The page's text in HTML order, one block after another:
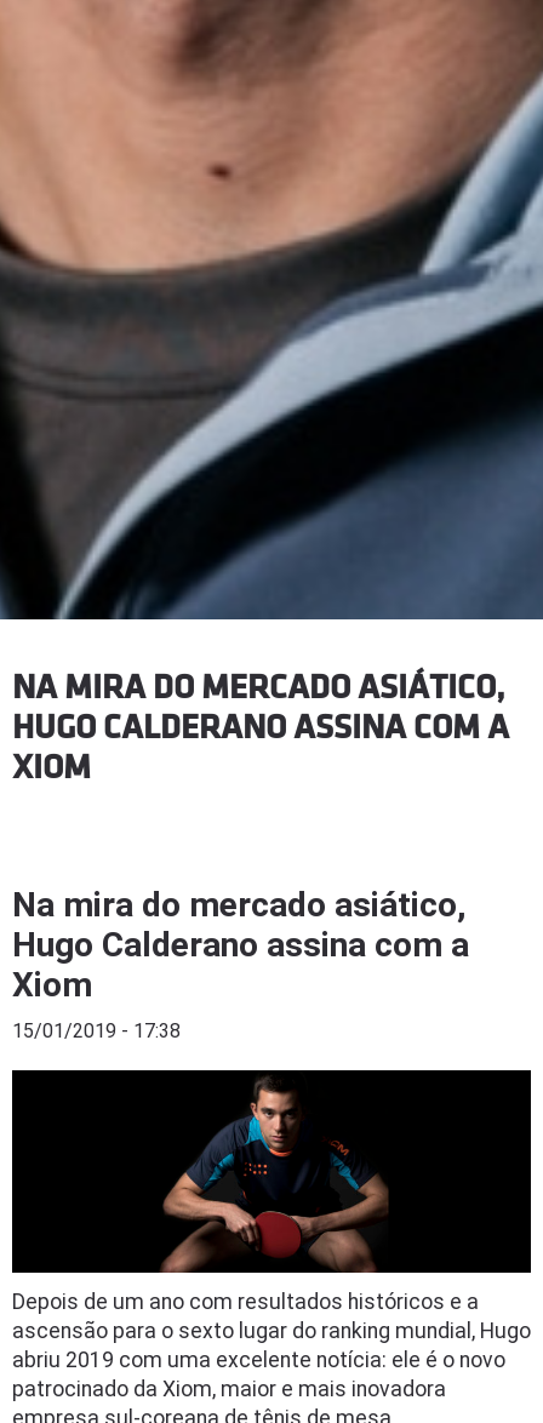
NA MIRA DO MERCADO ASIÁTICO,
HUGO CALDERANO ASSINA COM A
XIOM
Na mira do mercado asiático,
Hugo Calderano assina com a
Xiom
15/01/2019 - 17:38
Depois de um ano com resultados históricos e a
ascensão para o sexto lugar do ranking mundial, Hugo
abriu 2019 com uma excelente notícia: ele é o novo
patrocinado da Xiom, maior e mais inovadora
empresa sul-coreana de tênis de mesa.